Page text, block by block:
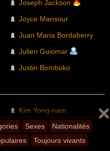
Sexes
Nationalités
Toujours vivants
Joseph Jackson
Joyce Mansour
Juan Maria Bordaberry
Julien Guiomar
Justin Bomboko
Kim Yong-nam
Konstantin Orbelyan